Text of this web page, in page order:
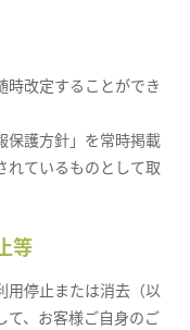
時改定することができ
保護方針」を常時掲載
れているものとして取
等
用停止または消去（以
て、お客様ご自身のご